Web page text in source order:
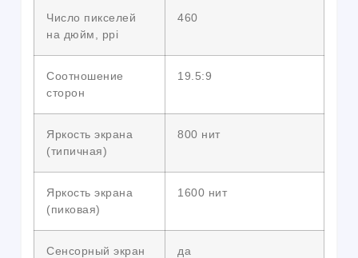
Число пикселей
на дюйм, ppi
460
Соотношение
сторон
19.5:9
Яркость экрана
(типичная)
800 нит
Яркость экрана
(пиковая)
1600 нит
Сенсорный экран да